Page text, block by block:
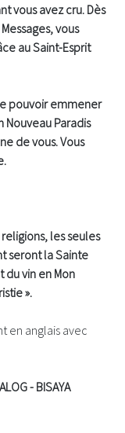
vous avez cru. Dès
vous
au Saint-Esprit
pouvoir emmener
Nouveau Paradis
de vous. Vous
les seules
seront la Sainte
du vin en Mon
».
en anglais avec
- BISAYA